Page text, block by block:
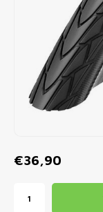
Zadeltassen
Vouwfiets Banden
€36,90